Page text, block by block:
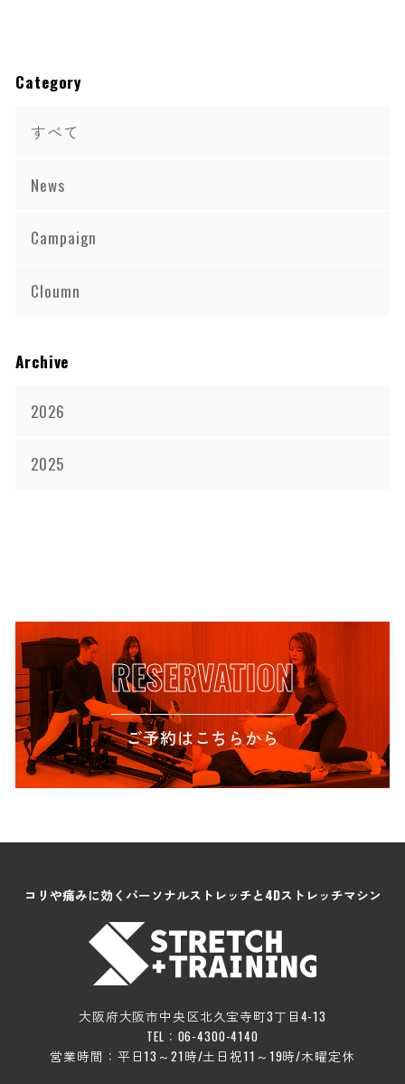
Category
すべて
News
Campaign
Cloumn
Archive
2026
2025
RESERVATION
ご予約はこちらから
コリや痛みに効くパーソナルストレッチと4Dストレッチマシン
大阪府大阪市中央区北久宝寺町3丁目4-13
TEL：06-4300-4140
営業時間：平日13～21時/土日祝11～19時/木曜定休